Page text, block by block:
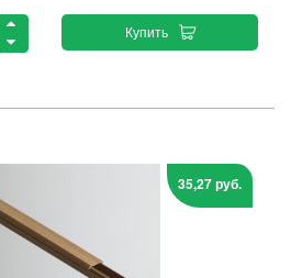
Купить
35,27 руб.